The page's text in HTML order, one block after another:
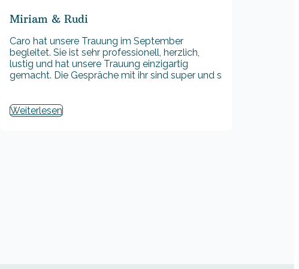
Miriam & Rudi
Caro hat unsere Trauung im September
begleitet. Sie ist sehr professionell, herzlich,
lustig und hat unsere Trauung einzigartig
gemacht. Die Gespräche mit ihr sind super und s
Weiterlesen